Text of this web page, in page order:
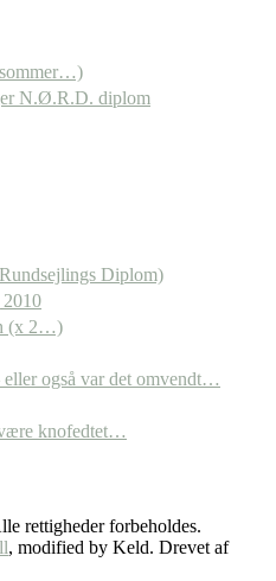
N.Ø.R.D. diplom
Diplom)
(x 2…)
også var det omvendt…
knofedtet…
rettigheder forbeholdes.
, modified by Keld. Drevet af